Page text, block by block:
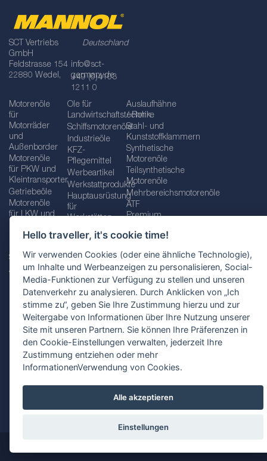
Hello traveller, it's cookie time!
Wir verwenden Cookies (oder eine ähnliche Technologie),
um Inhalte und Werbeanzeigen zu personalisieren, Social-
Media-Funktionen zur Verfügung zu stellen und unseren
Datenverkehr zu analysieren. Durch Anklicken von „Ich
stimme zu“, geben Sie Ihre Zustimmung hierzu und zur
Weitergabe von Informationen über Ihre Nutzung unserer
Site mit unseren Partnern. Sie können Ihre Präferenzen in
den Cookie-Einstellungen verwalten, jederzeit Ihre
Zustimmung entziehen oder mehr
InformationenVerwendung von Cookies.
Alle akzeptieren
Einstellungen
SCT Vertriebs
GmbH
Feldstrasse 154
22880 Wedel,
Deutschland
info@sct-
germany.de
+49 (0)4103
1211 0
Motorenöle
für
Motorräder
und
Außenborder
Motorenöle
für PKW und
Kleintransporter
Getriebeöle
Motorenöle
für LKW und
Betriebs-
Serviceflüssigkeiten
Additive
Fette
Öle für
Landwirtschaftstechnik
Schiffsmotorenöle
Industrieöle
KFZ-
Pflegemittel
Werbeartikel
Werkstattprodukte
Hauptausrüstung
für
Werkstätten
Schraubenschlüssel
und
Schraubenschlüsselsätze
Zusätzliche
Werkzeuge
für
Werkstätten
Auslaufhähne
/ Rohre
Stahl- und
Kunststoffklammern
Synthetische
Motorenöle
Teilsynthetische
Motorenöle
Mehrbereichsmotorenöle
ATF
Premium
Öle für
Getriebeöle
Impressum AGB
Datenschutzbestimmungen Standortauswahl